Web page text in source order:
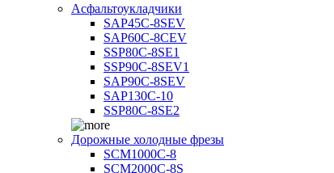
Асфальтоукладчики
SAP45С-8SEV
SAP60C-8CEV
SSP80C-8SE1
SSP90C-8SEV1
SAP90C-8SEV
SAP130C-10
SSP80C-8SE2
Дорожные холодные фрезы
SCM1000C-8
SCM2000C-8S